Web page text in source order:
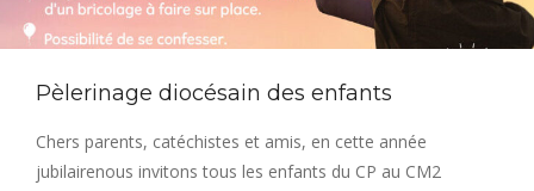
Pèlerinage diocésain des enfants
Chers parents, catéchistes et amis, en cette année
jubilairenous invitons tous les enfants du CP au CM2